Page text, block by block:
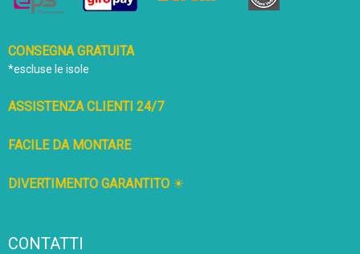
CONSEGNA GRATUITA
*escluse le isole
ASSISTENZA CLIENTI 24/7
FACILE DA MONTARE
DIVERTIMENTO GARANTITO ☀
CONTATTI